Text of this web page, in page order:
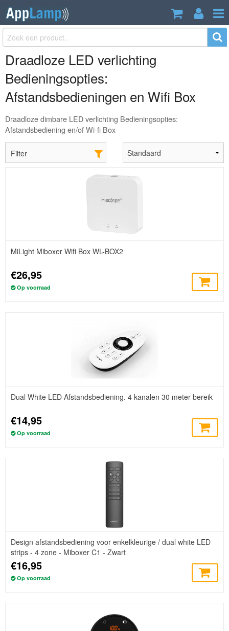
Draadloze LED verlichting
Bedieningsopties:
Afstandsbedieningen en Wifi Box
Draadloze dimbare LED verlichting Bedieningsopties:
Afstandsbediening en/of Wi-fi Box
Filter
MiLight Miboxer Wifi Box WL-BOX2
€26,95
Op voorraad
Dual White LED Afstandsbediening. 4 kanalen 30 meter bereik
€14,95
Op voorraad
Design afstandsbediening voor enkelkleurige / dual white LED
strips - 4 zone - Miboxer C1 - Zwart
€16,95
Op voorraad